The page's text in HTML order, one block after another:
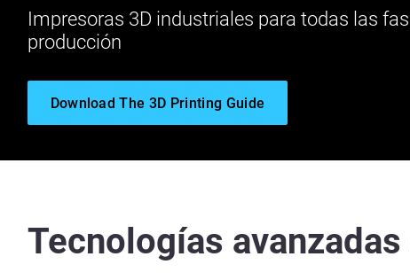
Impresoras 3D industriales para todas las
producción
Download The 3D Printing Guide
Tecnologías